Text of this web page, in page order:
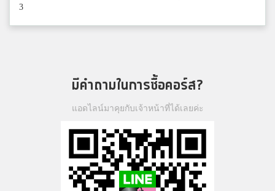
3
มีคำถามในการซื้อคอร์ส?
แอดไลน์มาคุยกับเจ้าหน้าที่ได้เลยค่ะ